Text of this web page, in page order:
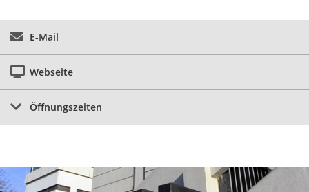
E-Mail
Webseite
Öffnungszeiten